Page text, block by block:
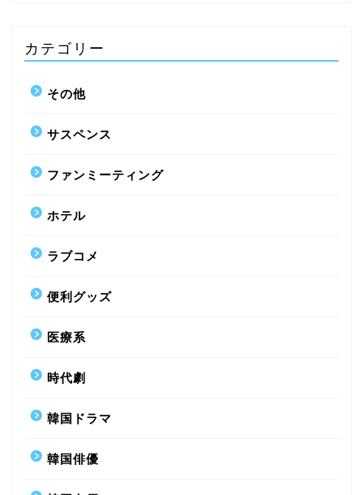
カテゴリー
その他
サスペンス
ファンミーティング
ホテル
ラブコメ
便利グッズ
医療系
時代劇
韓国ドラマ
韓国俳優